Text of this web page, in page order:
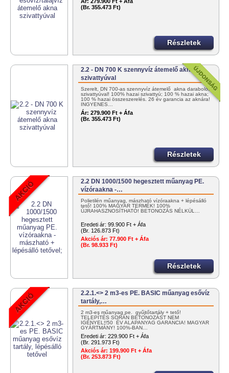
(Br. 355.473 Ft)
Részletek
2.2 - DN 700 K szennyvíz átemelő akna
szivattyúval
Szerelt, DN 700-as szennyvíz átemelő akna darabolós
szivattyúval! 100% hazai szivattyú; 100 % hazai akna;
100 % hazai összeszerelés. 26 év garancia az aknára!
INGYENES…
Ár: 279.900 Ft + Áfa
(Br. 355.473 Ft)
Részletek
2.2 DN 1000/1500 hegesztett műanyag PE.
vízóraakna -…
Polietilén műanyag, mászható vízóraakna + lépésálló
tető! 100% MAGYAR TERMÉK! 100%
ÚJRAHASZNOSÍTHATÓ! BETONOZÁS NÉLKÜL…
Eredeti ár: 99.900 Ft + Áfa
(Br. 126.873 Ft)
Akciós ár: 77.900 Ft + Áfa
(Br. 98.933 Ft)
Részletek
2.2.1.<> 2 m3-es PE. BASIC műanyag esővíz
tartály,…
2 m3-es műanyag pe. gyűjtőtartály + tető!
TELEPÍTÉS SORÁN BETONOZÁST NEM
IGÉNYEL!!50 ÉV ALAPANYAG GARANCIA! MAGYAR
GYÁRTMÁNY! 100%-BAN…
Eredeti ár: 229.900 Ft + Áfa
(Br. 291.973 Ft)
Akciós ár: 199.900 Ft + Áfa
(Br. 253.873 Ft)